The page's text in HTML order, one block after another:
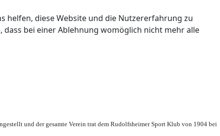
helfen, diese Website und die Nutzererfahrung zu
dass bei einer Ablehnung womöglich nicht mehr alle
und der gesamte Verein trat dem Rudolfsheimer Sport Klub von 1904 bei